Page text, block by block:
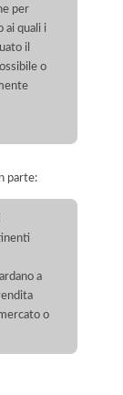
per
ai quali i
il
o
parte:
a
o